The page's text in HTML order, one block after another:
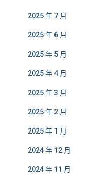
2025 年 7 月
2025 年 6 月
2025 年 5 月
2025 年 4 月
2025 年 3 月
2025 年 2 月
2025 年 1 月
2024 年 12 月
2024 年 11 月